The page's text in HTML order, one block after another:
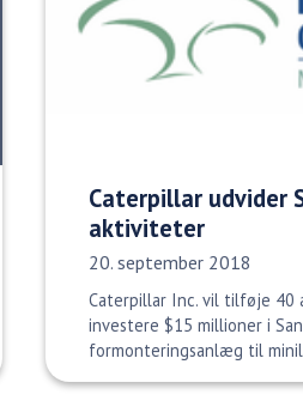
Caterpillar udvider
aktiviteter
Udgivelsesdato:
20. september 2018
Caterpillar Inc. vil tilføje 40
investere $15 millioner i
formonteringsanlæg til